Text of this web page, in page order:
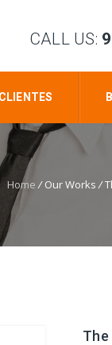
CALL US:
CLIENTES
Home /Our Works/